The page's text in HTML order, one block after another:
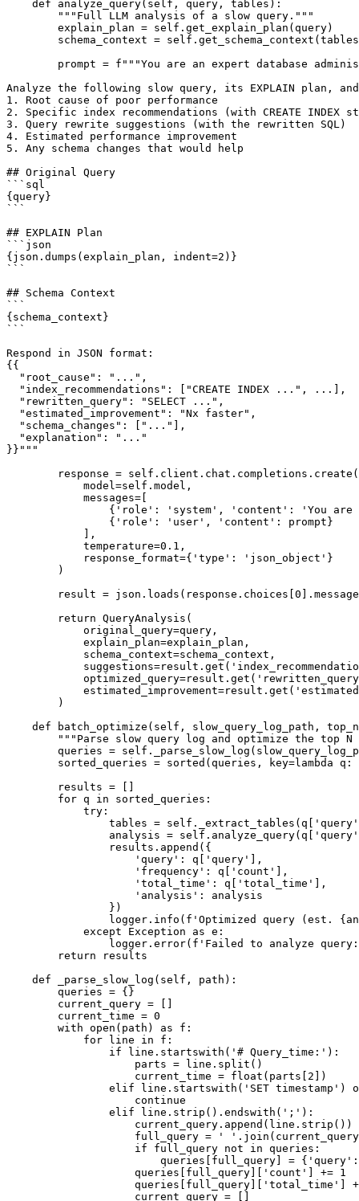
    def analyze_query(self, query, tables):
        """Full LLM analysis of a slow query."""
        explain_plan = self.get_explain_plan(query)
schema_context =
prompt = f"""You are an expert database
Analyze the following slow query, its EXPLAIN plan,
1. Root cause of poor performance
2. Specific index recommendations (with CREATE INDEX
3. Query rewrite suggestions (with the rewritten SQL)
4. Estimated performance improvement
5. Any schema changes that would help
## Original Query
```sql
{query}
```
## EXPLAIN Plan
```json
{json.dumps(explain_plan, indent=2)}
```
## Schema Context
```
{schema_context}
```
Respond in JSON format:
{{
  "root_cause": "...",
  "index_recommendations": ["CREATE INDEX ...", ...],
  "rewritten_query": "SELECT ...",
  "estimated_improvement": "Nx faster",
  "schema_changes": ["..."],
  "explanation": "..."
}}"""
        response = self.client.chat.completions.create(
            model=self.model,
            messages=[
{'role': 'system', 'content': 'You
                {'role': 'user', 'content': prompt}
            ],
            temperature=0.1,
            response_format={'type': 'json_object'}
        )
result =
        return QueryAnalysis(
            original_query=query,
            explain_plan=explain_plan,
            schema_context=schema_context,
        )
def batch_optimize(self, slow_query_log_path,
"""Parse slow query log and optimize the top N
queries =
sorted_queries = sorted(queries, key=lambda
        results = []
        for q in sorted_queries:
            try:
tables =
analysis =
                results.append({
                    'query': q['query'],
                    'frequency': q['count'],
                    'total_time': q['total_time'],
                    'analysis': analysis
                })
logger.info(f'Optimized query (est.
            except Exception as e:
logger.error(f'Failed to analyze
        return results
    def _parse_slow_log(self, path):
        queries = {}
        current_query = []
        current_time = 0
        with open(path) as f:
            for line in f:
                if line.startswith('# Query_time:'):
                    parts = line.split()
                    current_time = float(parts[2])
elif line.startswith('SET timestamp')
                    continue
                elif line.strip().endswith(';'):
                    current_query.append(line.strip())
full_query = '
                    if full_query not in queries:
queries[full_query] =
                    queries[full_query]['count'] += 1
queries[full_query]['total_time']
                    current_query = []